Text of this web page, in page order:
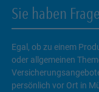
Sie haben
Egal, ob zu einem
oder allgemeinen
persönlich vor Ort in